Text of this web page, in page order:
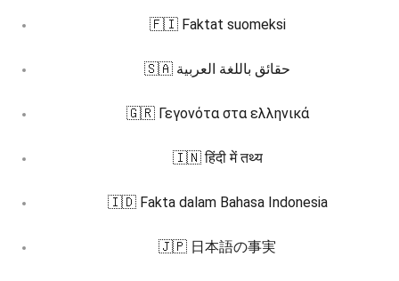
🇫🇮 Faktat suomeksi
🇸🇦 حقائق باللغة العربية
🇬🇷 Γεγονότα στα ελληνικά
🇮🇳 हिंदी में तथ्य
🇮🇩 Fakta dalam Bahasa Indonesia
🇯🇵 日本語の事実